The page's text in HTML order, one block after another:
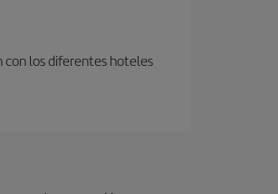
con los diferentes hoteles